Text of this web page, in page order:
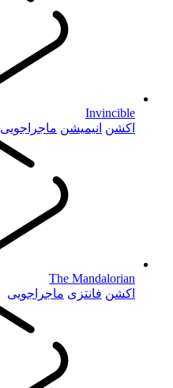
Invincible
اکشن انیمیشن ماجراجویی
The Mandalorian
اکشن فانتزی ماجراجویی